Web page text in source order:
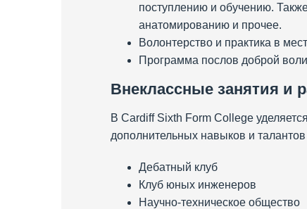
поступлению и обучению.
анатомированию и прочее.
Волонтерство и практика в
Программа послов доброй
Внеклассные занятия и
В Cardiff Sixth Form College
дополнительных навыков и
Дебатный клуб
Клуб юных инженеров
Научно-техническое общество